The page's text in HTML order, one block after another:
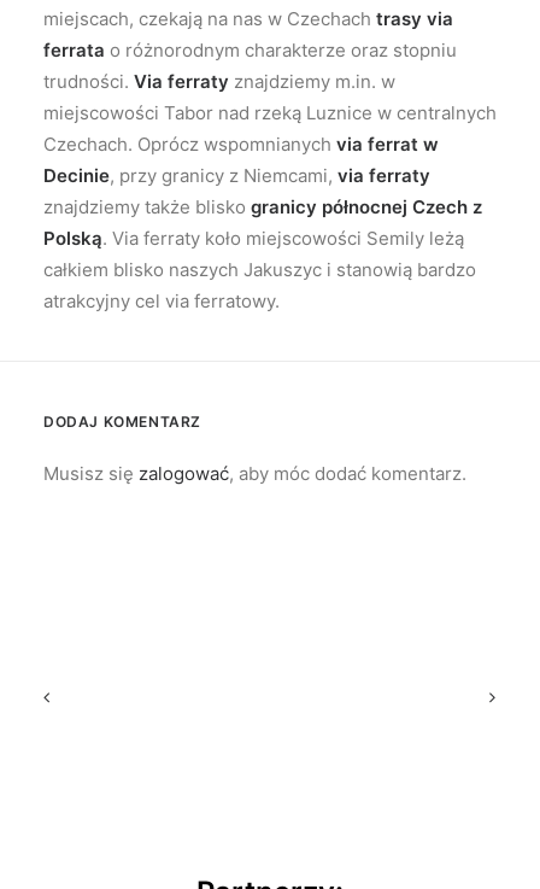
miejscach, czekają na nas w Czechach trasy via
ferrata o różnorodnym charakterze oraz stopniu
trudności. Via ferraty znajdziemy m.in. w
miejscowości Tabor nad rzeką Luznice w centralnych
Czechach. Oprócz wspomnianych via ferrat w
Decinie, przy granicy z Niemcami, via ferraty
znajdziemy także blisko granicy północnej Czech z
Polską. Via ferraty koło miejscowości Semily leżą
całkiem blisko naszych Jakuszyc i stanowią bardzo
atrakcyjny cel via ferratowy.
DODAJ KOMENTARZ
Musisz się zalogować, aby móc dodać komentarz.